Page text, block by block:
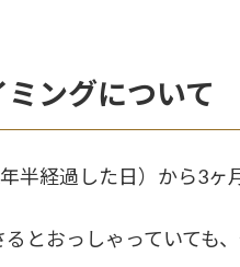
ングについて
半経過した日）から3ヶ
とおっしゃっていても